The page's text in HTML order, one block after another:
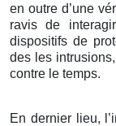
en outre d’une
ravis de
dispositifs de
des les
contre le temps.
En dernier lieu,